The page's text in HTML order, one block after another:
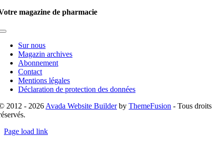
magazine de pharmacie
Toggle
NavigationSur nous
Magazin archives
Abonnement
Contact
Mentions légales
Déclaration de protection des données
2012 - 2026 Avada Website BuilderbyThemeFusion - Tous droits
Page load link